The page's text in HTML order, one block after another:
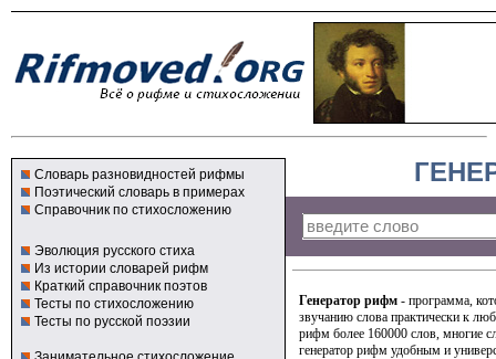
Словарь разновидностей рифмы
Поэтический словарь в примерах
Справочник по стихосложению
Эволюция русского стиха
Из истории словарей рифм
Краткий справочник поэтов
Тесты по стихосложению
Тесты по русской поэзии
Генератор рифм - программа,
звучанию слова практически к
рифм более 160000 слов, многие
генератор рифм удобным и